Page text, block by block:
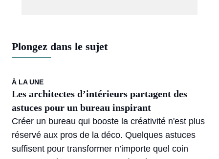
Plongez dans le sujet
À LA UNE
Les architectes d’intérieurs partagent des
astuces pour un bureau inspirant
Créer un bureau qui booste la créativité n'est plus
réservé aux pros de la déco. Quelques astuces
suffisent pour transformer n’importe quel coin